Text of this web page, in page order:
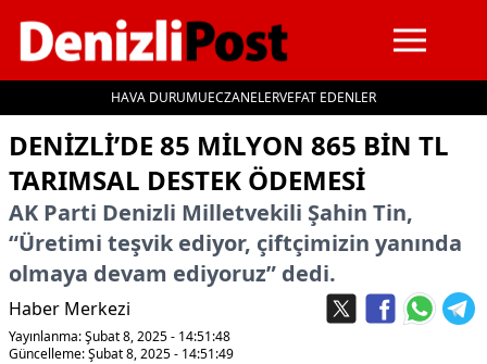
HAVA DURUMUECZANELERVEFAT EDENLER
İçeriğe geç
DENIZLI’DE 85 MILYON 865 BIN TL
TARIMSAL DESTEK ÖDEMESI
AK Parti Denizli Milletvekili Şahin Tin,
“Üretimi teşvik ediyor, çiftçimizin yanında
olmaya devam ediyoruz” dedi.
Haber Merkezi
Yayınlanma: Şubat 8, 2025 - 14:51:48
Güncelleme: Şubat 8, 2025 - 14:51:49